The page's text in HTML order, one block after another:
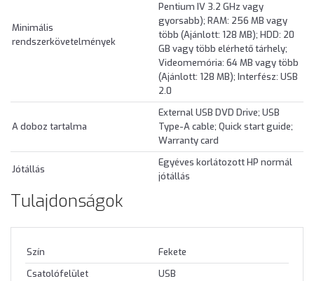
Minimális
rendszerkövetelmények
Pentium IV 3.2 GHz vagy
gyorsabb); RAM: 256 MB vagy
több (Ajánlott: 128 MB); HDD: 20
GB vagy több elérhető tárhely;
Videomemória: 64 MB vagy több
(Ajánlott: 128 MB); Interfész: USB
2.0
A doboz tartalma
External USB DVD Drive; USB
Type-A cable; Quick start guide;
Warranty card
Jótállás
Egyéves korlátozott HP normál
jótállás
Tulajdonságok
Szín
Fekete
Csatolófelület
USB